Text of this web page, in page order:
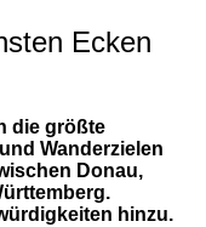
Ecken
die größte
Wanderzielen
Donau,
hinzu.